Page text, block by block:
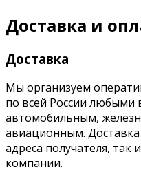
Доставка и
Доставка
Мы организуем
по всей России любыми
автомобильным,
авиационным. Доставка
адреса получателя, так
компании.